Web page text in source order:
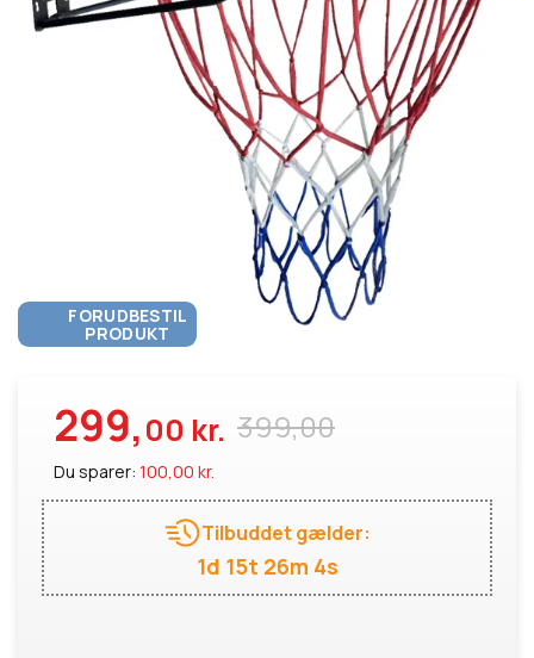
FORUDBESTIL
PRODUKT
399,00
299,00 kr.
Du sparer: 100,00 kr.
Tilbuddet gælder:
1d 15t 26m 4s